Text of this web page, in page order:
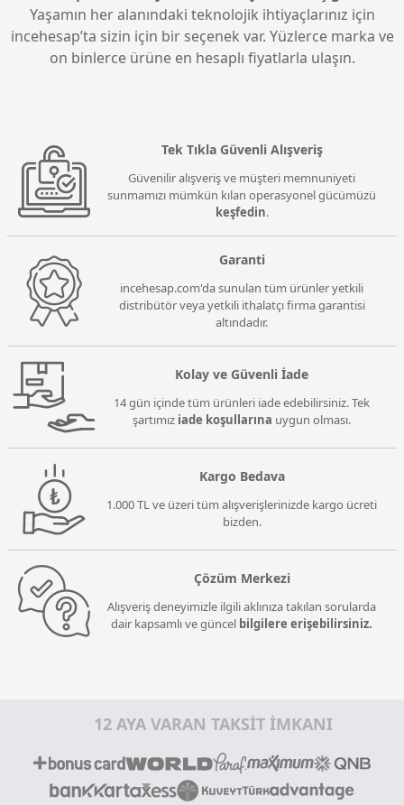
Gigabyte GP-UD750GM PG5 V2 ICE 750W 80+ Gold
PCIe 5.1 - ATX 3.1 Full Modüler Beyaz Power Supply
7.139,00 TL
GIGABYTE GP-UD850GM PG5 ICE V2 850W 80+
Gigabyte UD850GM PG5 V2 850W 80+ Gold PCIe
5.1 - ATX 3.1 Full Modüler Siyah Power Supply
GIGABYTE GP-UD850GM PG5 ICE V2 850W 80+
Gold Güç Kaynağı
Yaşamın her alanındaki teknolojik ihtiyaçlarınız için
incehesap’ta sizin için bir seçenek var. Yüzlerce marka ve
on binlerce ürüne en hesaplı fiyatlarla ulaşın.
Tek Tıkla Güvenli Alışveriş
Güvenilir alışveriş ve müşteri memnuniyeti
sunmamızı mümkün kılan operasyonel gücümüzü
keşfedin.
Garanti
incehesap.com'da sunulan tüm ürünler yetkili
distribütör veya yetkili ithalatçı firma garantisi
altındadır.
Kolay ve Güvenli İade
14 gün içinde tüm ürünleri iade edebilirsiniz. Tek
şartımız iade koşullarına uygun olması.
Kargo Bedava
1.000 TL ve üzeri tüm alışverişlerinizde kargo ücreti
bizden.
Çözüm Merkezi
Alışveriş deneyimizle ilgili aklınıza takılan sorularda
dair kapsamlı ve güncel bilgilere erişebilirsiniz.
12 AYA VARAN TAKSİT İMKANI